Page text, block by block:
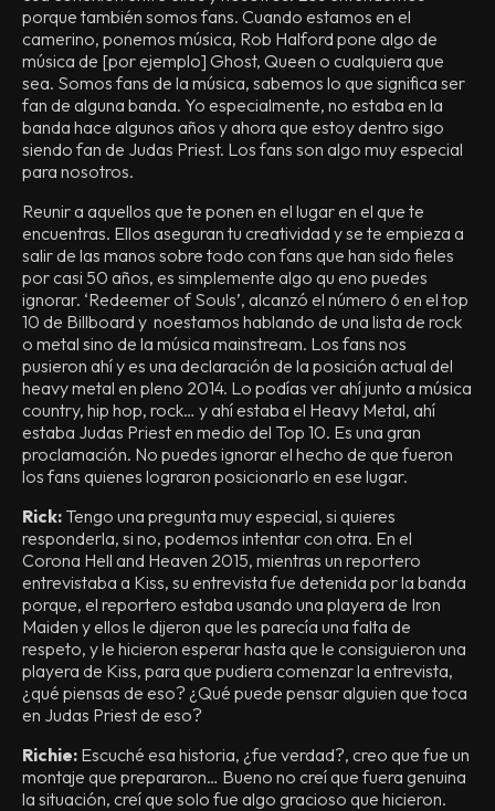
porque también somos fans. Cuando estamos en el
camerino, ponemos música, Rob Halford pone algo de
música de [por ejemplo] Ghost, Queen o cualquiera que
sea. Somos fans de la música, sabemos lo que significa ser
fan de alguna banda. Yo especialmente, no estaba en la
banda hace algunos años y ahora que estoy dentro sigo
siendo fan de Judas Priest. Los fans son algo muy especial
para nosotros.
Reunir a aquellos que te ponen en el lugar en el que te
encuentras. Ellos aseguran tu creatividad y se te empieza a
salir de las manos sobre todo con fans que han sido fieles
por casi 50 años, es simplemente algo qu eno puedes
ignorar. ‘Redeemer of Souls’, alcanzó el número 6 en el top
10 de Billboard y noestamos hablando de una lista de rock
o metal sino de la música mainstream. Los fans nos
pusieron ahí y es una declaración de la posición actual del
heavy metal en pleno 2014. Lo podías ver ahí junto a música
country, hip hop, rock… y ahí estaba el Heavy Metal, ahí
estaba Judas Priest en medio del Top 10. Es una gran
proclamación. No puedes ignorar el hecho de que fueron
los fans quienes lograron posicionarlo en ese lugar.
Rick: Tengo una pregunta muy especial, si quieres
responderla, si no, podemos intentar con otra. En el
Corona Hell and Heaven 2015, mientras un reportero
entrevistaba a Kiss, su entrevista fue detenida por la banda
porque, el reportero estaba usando una playera de Iron
Maiden y ellos le dijeron que les parecía una falta de
respeto, y le hicieron esperar hasta que le consiguieron una
playera de Kiss, para que pudiera comenzar la entrevista,
¿qué piensas de eso? ¿Qué puede pensar alguien que toca
en Judas Priest de eso?
Richie: Escuché esa historia, ¿fue verdad?, creo que fue un
montaje que prepararon… Bueno no creí que fuera genuina
la situación, creí que solo fue algo gracioso que hicieron.